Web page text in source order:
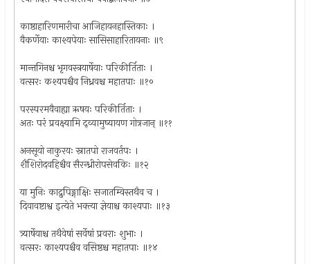
काष्ठाहारिणमारीचा आजिहायनहास्तिकाः ।
वैकर्णेयाः काश्यपेयाः सासिसाहारितायनाः ॥९
मान्तगिनश्च भृगवस्त्रयार्षेयाः परिकीर्तिताः ।
वत्सरः कश्यपश्चैव निध्रवश्च महातपाः ॥१०
परस्परमवैवाह्या ऋषयः परिकीर्तिताः ।
अतः परं प्रवक्ष्यामि द्व्यामुष्यायण गोत्रजान् ॥११
अनसूयो नाकुरयः स्नातपो राजवर्तपः ।
शैशिरोदवहिश्चैव सैरन्ध्रीरोपसेवकिः ॥१२
या मुनिः काद्रुपिङ्गाक्षिः सजातम्विस्तथैव च ।
दिवावष्टाश्व इत्येते भक्त्या ज्ञेयाश्च काश्यपाः ॥१३
त्र्यार्षेयाश्च तथैवेषां सर्वेषां प्रवराः शुभाः ।
वत्सरः काश्यपश्चैव वसिष्ठश्च महातपाः ॥१४